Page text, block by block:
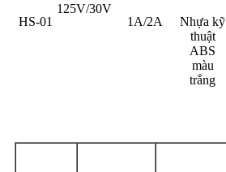
HS-01
125V/30V
1A/2A
Nhựa kỹ
thuật
ABS
màu
trắng